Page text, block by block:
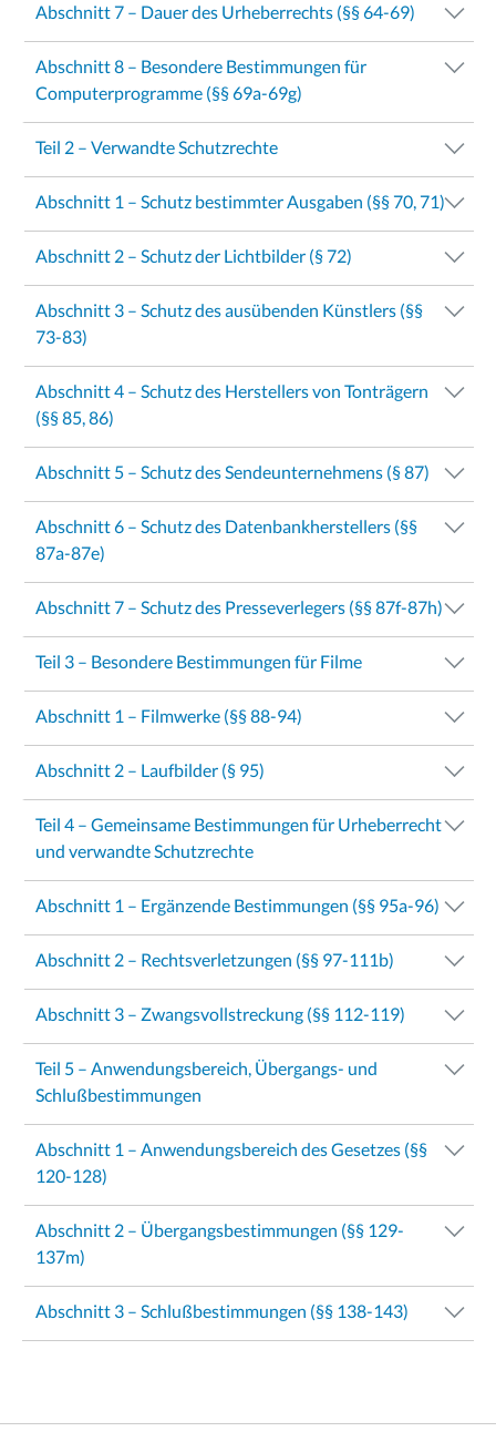
Abschnitt 7 – Dauer des Urheberrechts (§§ 64-69)
Abschnitt 8 – Besondere Bestimmungen für
Computerprogramme (§§ 69a-69g)
Teil 2 – Verwandte Schutzrechte
Abschnitt 1 – Schutz bestimmter Ausgaben (§§ 70, 71)
Abschnitt 2 – Schutz der Lichtbilder (§ 72)
Abschnitt 3 – Schutz des ausübenden Künstlers (§§
73-83)
Abschnitt 4 – Schutz des Herstellers von Tonträgern
(§§ 85, 86)
Abschnitt 5 – Schutz des Sendeunternehmens (§ 87)
Abschnitt 6 – Schutz des Datenbankherstellers (§§
87a-87e)
Abschnitt 7 – Schutz des Presseverlegers (§§ 87f-87h)
Teil 3 – Besondere Bestimmungen für Filme
Abschnitt 1 – Filmwerke (§§ 88-94)
Abschnitt 2 – Laufbilder (§ 95)
Teil 4 – Gemeinsame Bestimmungen für Urheberrecht
und verwandte Schutzrechte
Abschnitt 1 – Ergänzende Bestimmungen (§§ 95a-96)
Abschnitt 2 – Rechtsverletzungen (§§ 97-111b)
Abschnitt 3 – Zwangsvollstreckung (§§ 112-119)
Teil 5 – Anwendungsbereich, Übergangs- und
Schlußbestimmungen
Abschnitt 1 – Anwendungsbereich des Gesetzes (§§
120-128)
Abschnitt 2 – Übergangsbestimmungen (§§ 129-
137m)
Abschnitt 3 – Schlußbestimmungen (§§ 138-143)